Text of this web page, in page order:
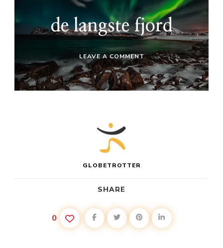
de langste fjord
LEAVE A COMMENTON
DE
LANGSTE
FJORD
GLOBETROTTER
SHARE
0